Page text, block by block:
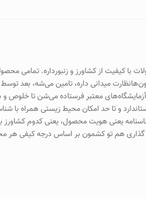
کیفیت از کشاورز و زنبورداره. تمامی
میدانی داره، تامین می‌شه، بعد
آزمایشگاه‌های معتبر فرستاده می‌شن تا
و تا حد امکان محیط زیستی همراه با
یعنی هویت محصول، یعنی کدوم کشاورز
گذاری هم تو کشمون بر اساس درجه کیفی هر